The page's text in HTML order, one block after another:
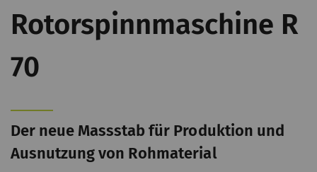
Rotorspinnmaschine R
70
Der neue Massstab für Produktion und
Ausnutzung von Rohmaterial